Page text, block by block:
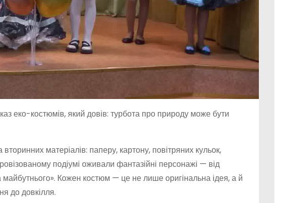
еко-костюмів, який довів: турбота про природу може бути
матеріалів: паперу, картону, повітряних кульок,
подіумі оживали фантазійні персонажі — від
Кожен костюм — це не лише оригінальна ідея, а й
до довкілля.